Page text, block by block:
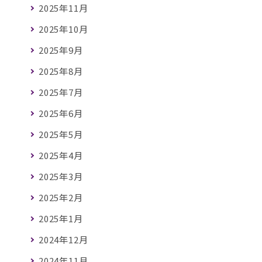
2025年11月
2025年10月
2025年9月
2025年8月
2025年7月
2025年6月
2025年5月
2025年4月
2025年3月
2025年2月
2025年1月
2024年12月